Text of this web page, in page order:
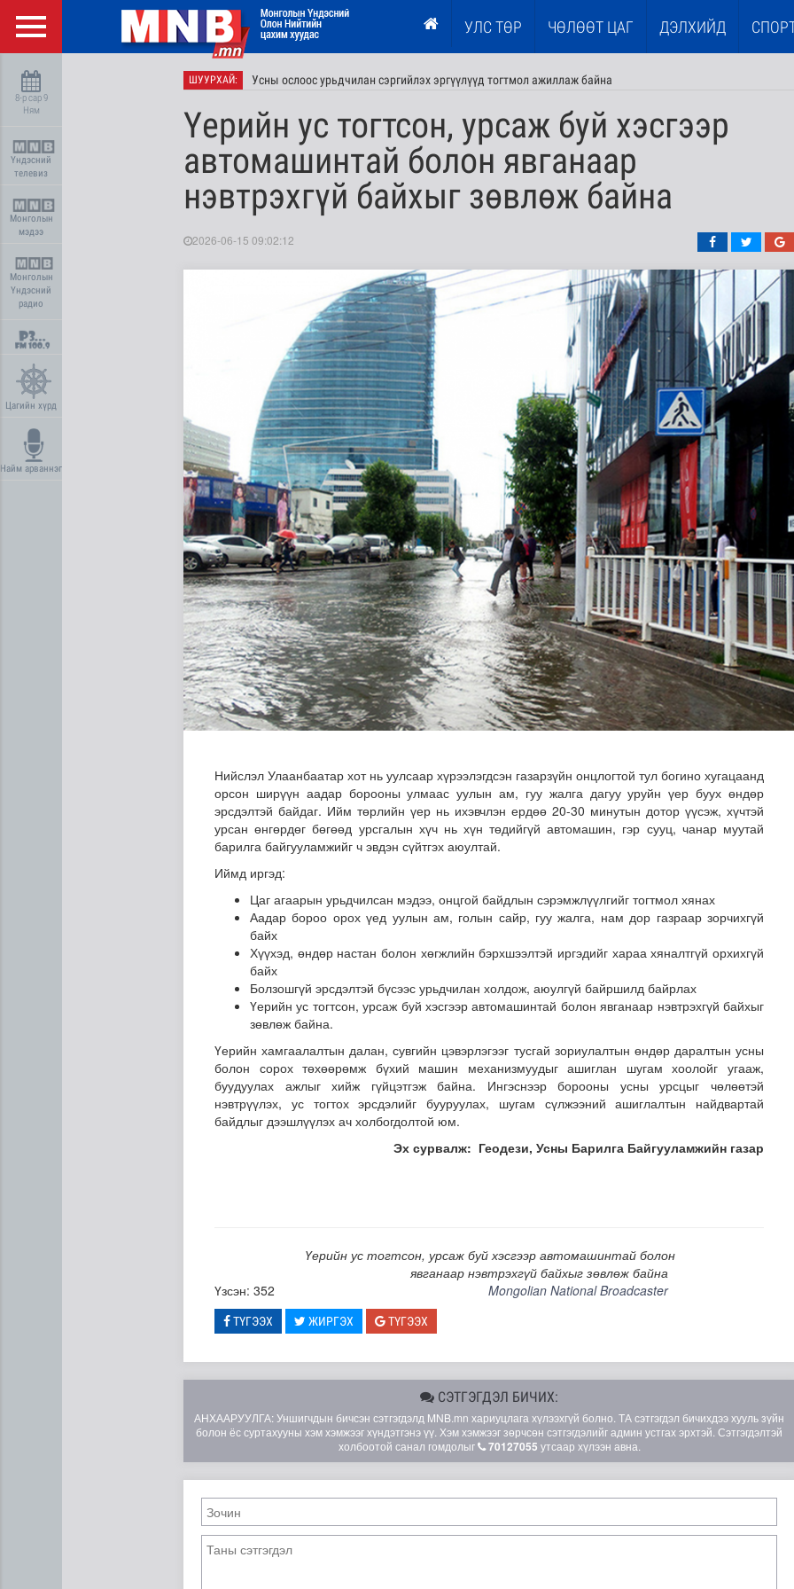
УЛС ТӨР ЧӨЛӨӨТ ЦАГ ДЭЛХИЙД
8-р сар 9
Ням
Үндэсний
телевиз
Монголын
мэдээ
Монголын
Үндэсний
радио
Цагийн хүрд
Найм арваннэг
ШУУРХАЙ: Усны ослоос урьдчилан сэргийлэх эргүүлүүд тогтмол ажиллаж байна
Манай улс 3.10 тонн алт гадаадад гаргажээ
“Дүрслэх урлагийн оюуны өв сан” тусгай үзэсгэлэн нээгдлээ
Үерийн ус тогтсон, урсаж буй хэсгээр
автомашинтай болон явганаар
нэвтрэхгүй байхыг зөвлөж байна
2026-06-15 09:02:12
Нийслэл Улаанбаатар хот нь уулсаар хүрээлэгдсэн газарзүйн онцлогтой тул богино хугацаанд
орсон ширүүн аадар борооны улмаас уулын ам, гуу жалга дагуу уруйн үер буух өндөр
эрсдэлтэй байдаг. Ийм төрлийн үер нь ихэвчлэн ердөө 20-30 минутын дотор үүсэж, хүчтэй
урсан өнгөрдөг бөгөөд урсгалын хүч нь хүн төдийгүй автомашин, гэр сууц, чанар муутай
барилга байгууламжийг ч эвдэн сүйтгэх аюултай.
Иймд иргэд:
Цаг агаарын урьдчилсан мэдээ, онцгой байдлын сэрэмжлүүлгийг тогтмол хянах
Аадар бороо орох үед уулын ам, голын сайр, гуу жалга, нам дор газраар зорчихгүй
байх
Хүүхэд, өндөр настан болон хөгжлийн бэрхшээлтэй иргэдийг хараа хяналтгүй орхихгүй
байх
Болзошгүй эрсдэлтэй бүсээс урьдчилан холдож, аюулгүй байршилд байрлах
Үерийн ус тогтсон, урсаж буй хэсгээр автомашинтай болон явганаар нэвтрэхгүй байхыг
зөвлөж байна.
Үерийн хамгаалалтын далан, сувгийн цэвэрлэгээг тусгай зориулалтын өндөр даралтын усны
болон сорох төхөөрөмж бүхий машин механизмуудыг ашиглан шугам хоолойг угааж,
буудуулах ажлыг хийж гүйцэтгэж байна. Ингэснээр борооны усны урсцыг чөлөөтэй
нэвтрүүлэх, ус тогтох эрсдэлийг бууруулах, шугам сүлжээний ашиглалтын найдвартай
байдлыг дээшлүүлэх ач холбогдолтой юм.
Эх сурвалж: Геодези, Усны Барилга Байгууламжийн газар
Үерийн ус тогтсон, урсаж буй хэсгээр автомашинтай болон
явганаар нэвтрэхгүй байхыг зөвлөж байна
Үзсэн: 352
Mongolian National Broadcaster
ТҮГЭЭХ ЖИРГЭХ ТҮГЭЭХ
СЭТГЭГДЭЛ БИЧИХ:
АНХААРУУЛГА: Уншигчдын бичсэн сэтгэгдэлд MNB.mn хариуцлага хүлээхгүй болно. ТА сэтгэгдэл бичихдээ хууль зүйн
болон ёс суртахууны хэм хэмжээг хүндэтгэнэ үү. Хэм хэмжээг зөрчсөн сэтгэгдэлийг админ устгах эрхтэй. Сэтгэгдэлтэй
холбоотой санал гомдолыг
70127055 утсаар хүлээн авна.